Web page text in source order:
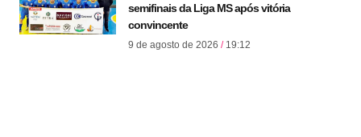
semifinais da Liga MS após vitória
convincente
9 de agosto de 2026 19:12